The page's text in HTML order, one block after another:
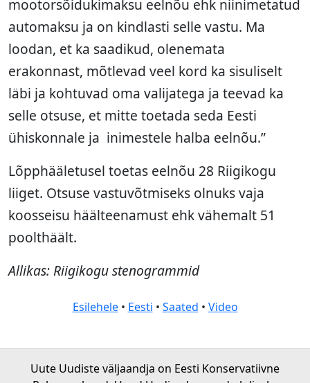
mootorsõidukimaksu eelnõu ehk niinimetatud
automaksu ja on kindlasti selle vastu. Ma
loodan, et ka saadikud, olenemata
erakonnast, mõtlevad veel kord ka sisuliselt
läbi ja kohtuvad oma valijatega ja teevad ka
selle otsuse, et mitte toetada seda Eesti
ühiskonnale ja inimestele halba eelnõu.”
Lõpphääletusel toetas eelnõu 28 Riigikogu
liiget. Otsuse vastuvõtmiseks olnuks vaja
koosseisu häälteenamust ehk vähemalt 51
poolthäält.
Allikas: Riigikogu stenogrammid
Esilehele• Eesti • Saated • Video
Uute Uudiste väljaandja on Eesti Konservatiivne